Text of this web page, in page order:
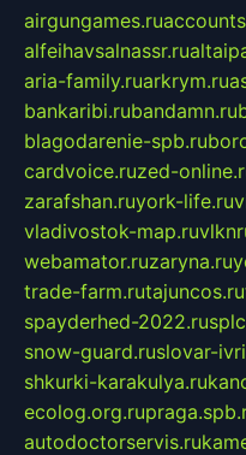
airgungames.ru
alfeihavsalnassr.ru
aria-family.ruarkrym.ru
bankaribi.rubandamn.ru
blagodarenie-spb.ru
cardvoice.ruzed-
zarafshan.ruyork-life.ru
vladivostok-map.ru
webamator.ruzaryna.ru
trade-farm.rutajuncos.ru
spayderhed-2022.ru
snow-guard.ruslovar-
shkurki-karakulya.ru
ecolog.org.ru
autodoctorservis.ru